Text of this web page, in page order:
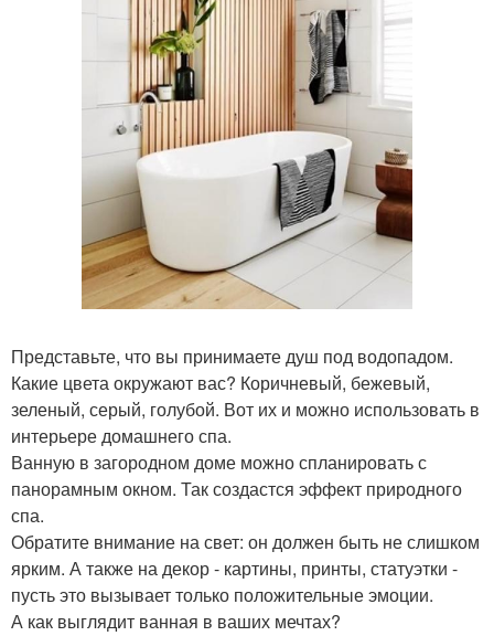
Представьте, что вы принимаете душ под водопадом.
Какие цвета окружают вас? Коричневый, бежевый,
зеленый, серый, голубой. Вот их и можно использовать в
интерьере домашнего спа.
Ванную в загородном доме можно спланировать с
панорамным окном. Так создастся эффект природного
спа.
Обратите внимание на свет: он должен быть не слишком
ярким. А также на декор - картины, принты, статуэтки -
пусть это вызывает только положительные эмоции.
А как выглядит ванная в ваших мечтах?